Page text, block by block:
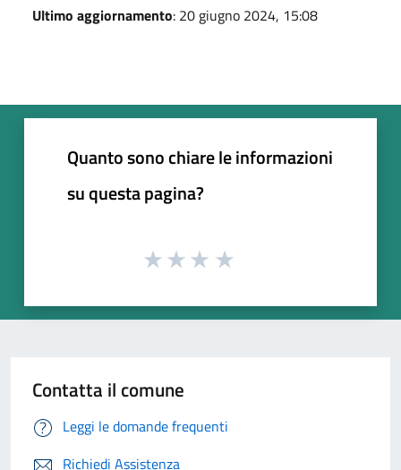
Ultimo aggiornamento: 20 giugno 2024, 15:08
Quanto sono chiare le informazioni
su questa pagina?
Contatta il comune
Leggi le domande frequenti
Richiedi Assistenza